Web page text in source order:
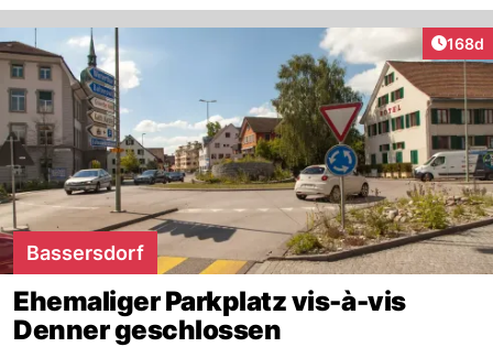
168d
Bassersdorf
Ehemaliger Parkplatz vis-à-vis
Denner geschlossen